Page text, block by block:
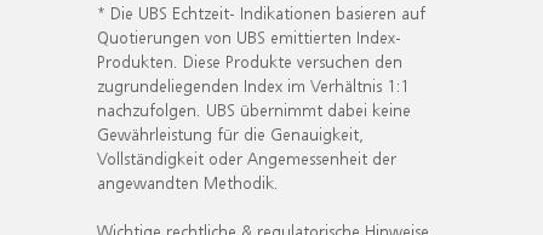
* Die UBS Echtzeit- Indikationen basieren auf
Quotierungen von UBS emittierten Index-
Produkten. Diese Produkte versuchen den
zugrundeliegenden Index im Verhältnis 1:1
nachzufolgen. UBS übernimmt dabei keine
Gewährleistung für die Genauigkeit,
Vollständigkeit oder Angemessenheit der
angewandten Methodik.